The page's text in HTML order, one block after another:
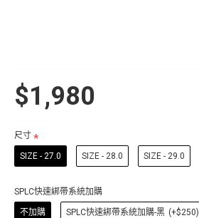
$1,980
尺寸
SIZE - 27.0 SIZE - 28.0 SIZE - 29.0
SPLC快速綁帶系統加購
不加購 SPLC快速綁帶系統加購-黑 (+$250)